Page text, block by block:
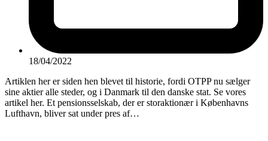
18/04/2022
Artiklen her er siden hen blevet til historie, fordi OTPP nu sælger
sine aktier alle steder, og i Danmark til den danske stat. Se vores
artikel her. Et pensionsselskab, der er storaktionær i Københavns
Lufthavn, bliver sat under pres af…